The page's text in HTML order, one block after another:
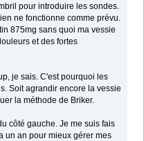
pour introduire les sondes.
ne fonctionne comme prévu.
875mg sans quoi ma vessie
et des fortes
je sais. C'est pourquoi les
Soit agrandir encore la vessie
la méthode de Briker.
côté gauche. Je me suis fais
un an pour mieux gérer mes